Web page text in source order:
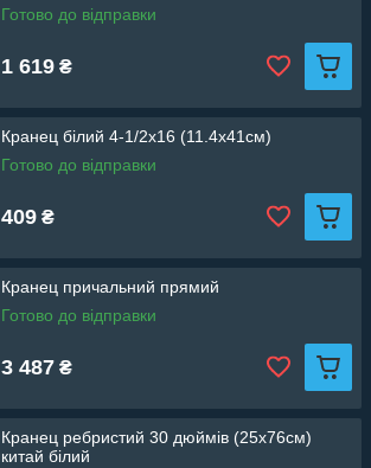
Готово до відправки
1 619 ₴
Кранец білий 4-1/2х16 (11.4х41см)
Готово до відправки
409 ₴
Кранец причальний прямий
Готово до відправки
3 487 ₴
Кранец ребристий 30 дюймів (25х76см)
китай білий